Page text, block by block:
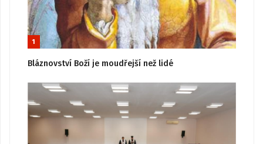
1
Bláznovství Boží je moudřejší než lidé